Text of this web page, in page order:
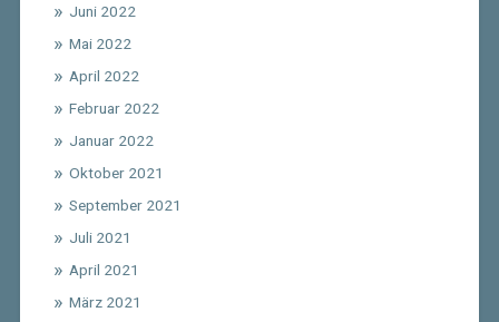
Juni 2022
Mai 2022
April 2022
Februar 2022
Januar 2022
Oktober 2021
September 2021
Juli 2021
April 2021
März 2021